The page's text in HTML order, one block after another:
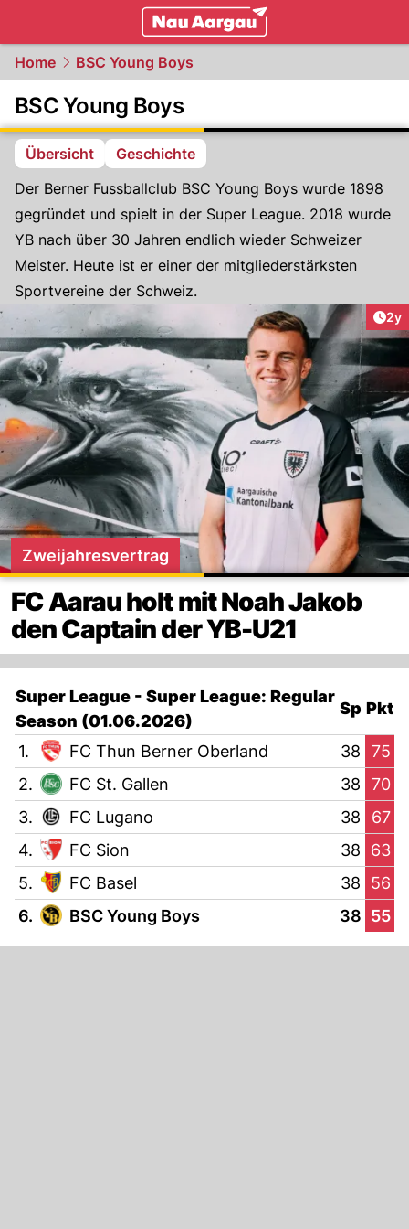
Home BSC Young Boys
BSC Young Boys
Übersicht
Geschichte
Der Berner Fussballclub BSC Young Boys wurde 1898
gegründet und spielt in der Super League. 2018 wurde
YB nach über 30 Jahren endlich wieder Schweizer
Meister. Heute ist er einer der mitgliederstärksten
Sportvereine der Schweiz.
2y
Zweijahresvertrag
FC Aarau holt mit Noah Jakob
den Captain der YB-U21
Super League - Super League: Regular
Season (01.06.2026)
Sp Pkt
1. FC Thun Berner Oberland 38
75
2.
FC St. Gallen 38
70
3.
FC Lugano 38
67
4.
FC Sion 38
63
5.
FC Basel 38
56
6.
BSC Young Boys 38 55